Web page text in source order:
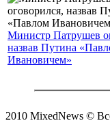
Министр Патрушев
назвав Путина
Ивановичем»
2010 MixedNews ©